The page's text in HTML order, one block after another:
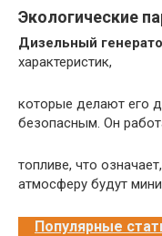
Экологические
Дизельный
характеристик,
которые делают его
безопасным. Он
топливе, что
атмосферу будут
Популярные